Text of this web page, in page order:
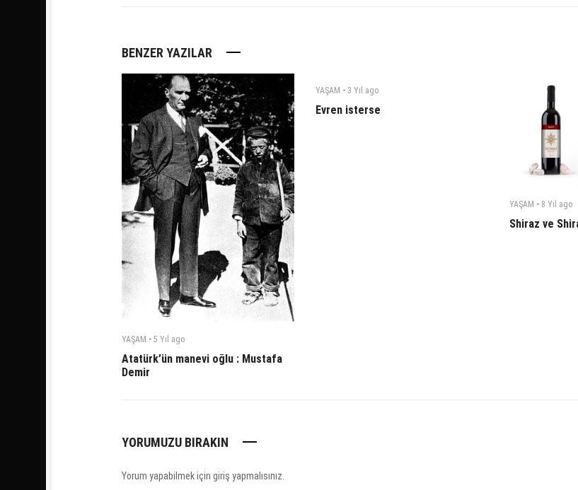
BENZER YAZILAR
YAŞAM -5 Yıl ago
Atatürk’ün manevi oğlu : Mustafa
Demir
YAŞAM - 3 Yıl ago
Evren isterse
YAŞAM - 8 Yıl ago
Shiraz ve
YORUMUZU BIRAKIN
Yorum yapabilmek içingiriş yapmalısınız.